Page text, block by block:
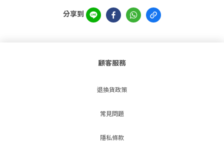
分享到
顧客服務
退換貨政策
常見問題
隱私條款